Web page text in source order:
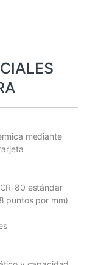
mediante
80 estándar
puntos por mm)